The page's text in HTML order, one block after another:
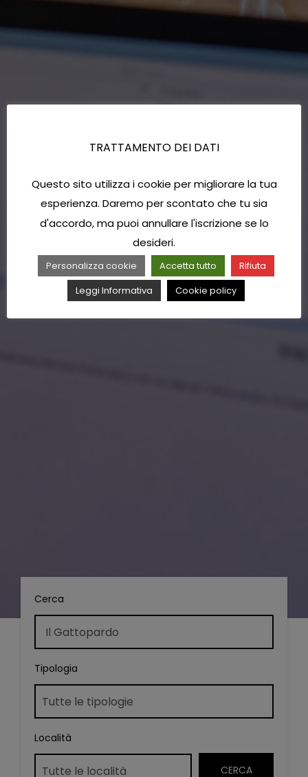
Cerca
Tipologia
Località
TRATTAMENTO DEI DATI
Questo sito utilizza i cookie per migliorare la tua
esperienza. Daremo per scontato che tu sia
d'accordo, ma puoi annullare l'iscrizione se lo
desideri.
Personalizza cookie Accetta tutto
Rifiuta
Leggi Informativa
Cookie policy